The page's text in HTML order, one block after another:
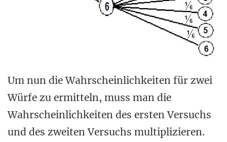
Um nun die Wahrscheinlichkeiten für zwei
Würfe zu ermitteln, muss man die
Wahrscheinlichkeiten des ersten Versuchs
und des zweiten Versuchs multiplizieren.